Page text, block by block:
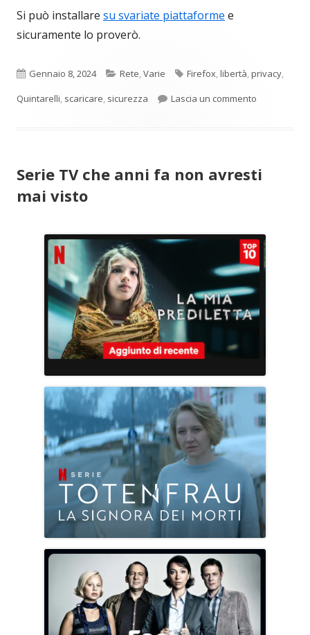
Si può installare su svariate piattaforme e
sicuramente lo proverò.
Pubblicato
Gennaio 8, 2024 Categorie
Rete,Varie Tag
Firefox,libertà,privacy,
Quintarelli, scaricare, sicurezza Lascia un commento
Serie TV che anni fa non avresti
mai visto